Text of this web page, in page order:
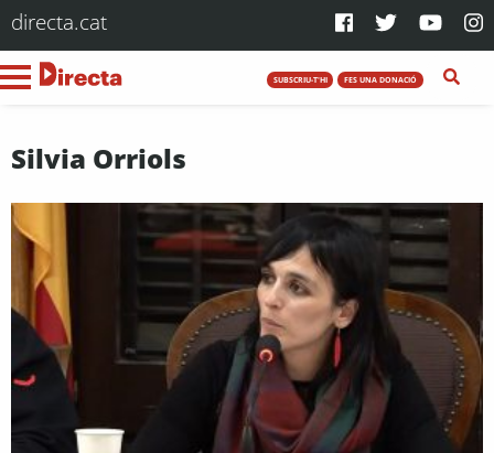
directa.cat
SUBSCRIU-T'HI FES UNA DONACIÓ
Silvia Orriols